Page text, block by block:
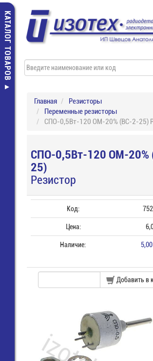
КАТАЛОГ ТОВАРОВ
Главная
Резисторы
Переменные резисторы
СПО-0,5Вт-120 ОМ-20% (ВС-2-25)
СПО-0,5Вт-120 ОМ-20%
25)
Резистор
Код:
Цена:
Наличие:
Добавить в